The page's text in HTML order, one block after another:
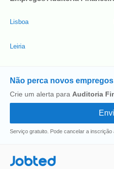
Lisboa
Leiria
Não perca novos
Crie um alerta para Auditoria
Serviço gratuito. Pode cancelar a inscrição
Jobted